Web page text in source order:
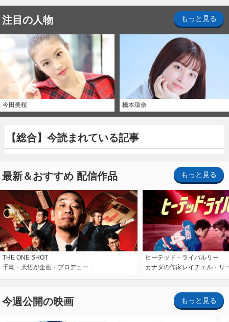
注目の人物 もっと見る
今田美桜 橋本環奈
【総合】今読まれている記事
最新＆おすすめ 配信作品 もっと見る
THE ONE SHOT
千鳥・大悟が企画・プロデュー…
ヒーテッド・ライバルリー
カナダの作家レイチェル・リ
今週公開の映画 もっと見る